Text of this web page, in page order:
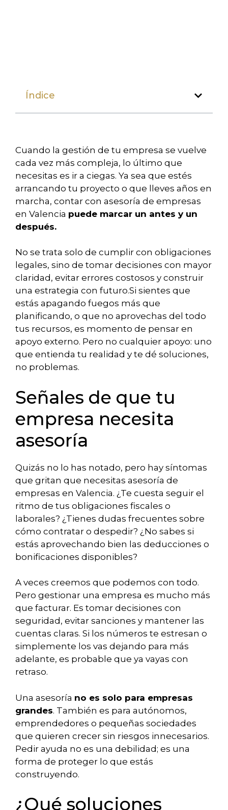
Índice
Cuando la gestión de tu empresa se vuelve
cada vez más compleja, lo último que
necesitas es ir a ciegas. Ya sea que estés
arrancando tu proyecto o que lleves años en
marcha, contar con asesoría de empresas
en Valencia puede marcar un antes y un
después.
No se trata solo de cumplir con obligaciones
legales, sino de tomar decisiones con mayor
claridad, evitar errores costosos y construir
una estrategia con futuro.Si sientes que
estás apagando fuegos más que
planificando, o que no aprovechas del todo
tus recursos, es momento de pensar en
apoyo externo. Pero no cualquier apoyo: uno
que entienda tu realidad y te dé soluciones,
no problemas.
Señales de que tu
empresa necesita
asesoría
Quizás no lo has notado, pero hay síntomas
que gritan que necesitas asesoría de
empresas en Valencia. ¿Te cuesta seguir el
ritmo de tus obligaciones fiscales o
laborales? ¿Tienes dudas frecuentes sobre
cómo contratar o despedir? ¿No sabes si
estás aprovechando bien las deducciones o
bonificaciones disponibles?
A veces creemos que podemos con todo.
Pero gestionar una empresa es mucho más
que facturar. Es tomar decisiones con
seguridad, evitar sanciones y mantener las
cuentas claras. Si los números te estresan o
simplemente los vas dejando para más
adelante, es probable que ya vayas con
retraso.
Una asesoría no es solo para empresas
grandes. También es para autónomos,
emprendedores o pequeñas sociedades
que quieren crecer sin riesgos innecesarios.
Pedir ayuda no es una debilidad; es una
forma de proteger lo que estás
construyendo.
¿Qué soluciones